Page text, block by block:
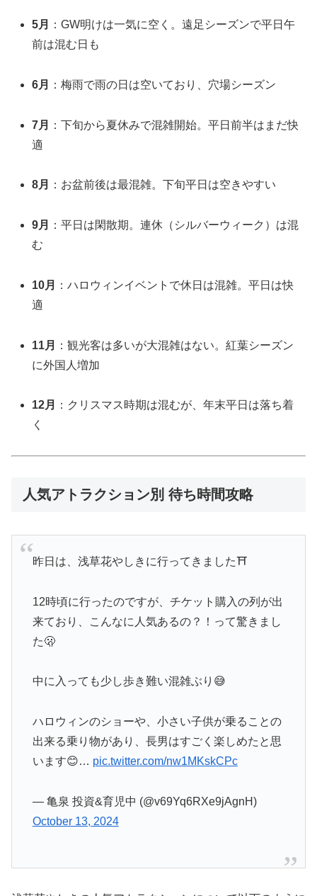
5月
：GW明けは一気に空く。遠足シーズンで平日午
前は混む日も
6月 ：梅雨で雨の日は空いており、穴場シーズン
7月
：下旬から夏休みで混雑開始。平日前半はまだ快
適
8月 ：お盆前後は最混雑。下旬平日は空きやすい
9月
：平日は閑散期。連休（シルバーウィーク）は混
む
10月
：ハロウィンイベントで休日は混雑。平日は快
適
11月
：観光客は多いが大混雑はない。紅葉シーズン
に外国人増加
12月
：クリスマス時期は混むが、年末平日は落ち着
く
人気アトラクション別 待ち時間攻略
昨日は、浅草花やしきに行ってきました⛩️
12時頃に行ったのですが、チケット購入の列が出
来ており、こんなに人気あるの？！って驚きまし
た🫢
中に入っても少し歩き難い混雑ぶり😅
ハロウィンのショーや、小さい子供が乗ることの
出来る乗り物があり、長男はすごく楽しめたと思
います😊… pic.twitter.com/nw1MKskCPc
— 亀泉 投資&育児中 (@v69Yq6RXe9jAgnH)
October 13, 2024